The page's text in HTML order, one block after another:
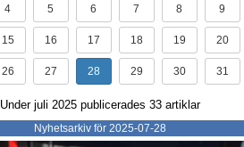
4 5 6 7 8 9
15 16 17 18 19 20
26 27 28 29 30 31
Under juli 2025 publicerades 33 artiklar
Nyhetsarkiv för 2025-07-28